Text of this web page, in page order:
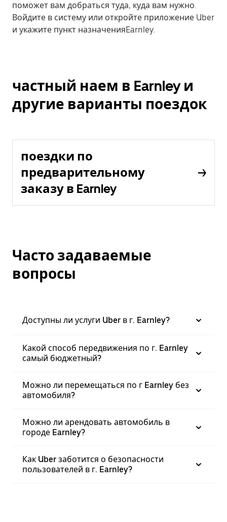
поможет вам добраться туда, куда вам нужно.
Войдите в систему или откройте приложение Uber
и укажите пункт назначенияEarnley.
частный наем в Earnley и
другие варианты поездок
поездки по
предварительному
заказу в Earnley
Часто задаваемые
вопросы
Доступны ли услуги Uber в г. Earnley?
Какой способ передвижения по г. Earnley
самый бюджетный?
Можно ли перемещаться по г Earnley без
автомобиля?
Можно ли арендовать автомобиль в
городе Earnley?
Как Uber заботится о безопасности
пользователей в г. Earnley?